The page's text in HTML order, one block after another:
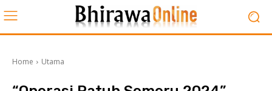
Home Utama